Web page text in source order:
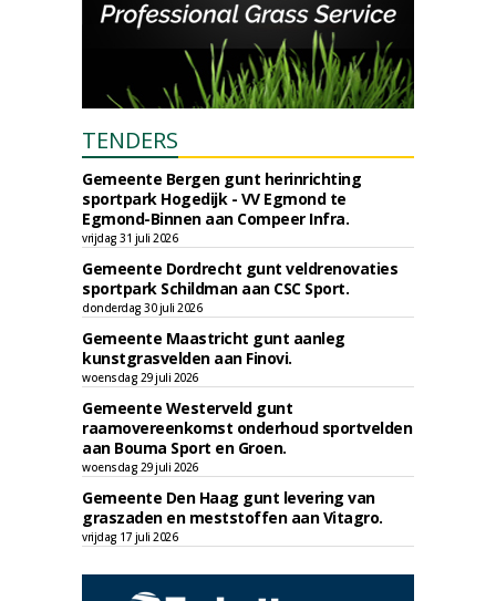
TENDERS
Gemeente Bergen gunt herinrichting
sportpark Hogedijk - VV Egmond te
Egmond-Binnen aan Compeer Infra.
vrijdag 31 juli 2026
Gemeente Dordrecht gunt veldrenovaties
sportpark Schildman aan CSC Sport.
donderdag 30 juli 2026
Gemeente Maastricht gunt aanleg
kunstgrasvelden aan Finovi.
woensdag 29 juli 2026
Gemeente Westerveld gunt
raamovereenkomst onderhoud sportvelden
aan Bouma Sport en Groen.
woensdag 29 juli 2026
Gemeente Den Haag gunt levering van
graszaden en meststoffen aan Vitagro.
vrijdag 17 juli 2026